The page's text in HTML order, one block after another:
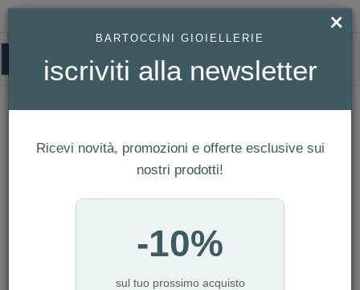
HOMEPAGE
BRACCIALE ROSARIO CRISTALLI CROCE CHARM - AMEN COLLECTION
Bracciale Rosario Cristalli Croce Charm
- Amen Collection Ref. BRORVI3
×
BARTOCCINI GIOIELLERIE
iscriviti alla newsletter
Ricevi novità, promozioni e offerte esclusive sui
nostri prodotti!
-10%
sul tuo prossimo acquisto